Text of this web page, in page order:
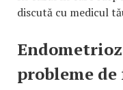
discută cu medicul
probleme